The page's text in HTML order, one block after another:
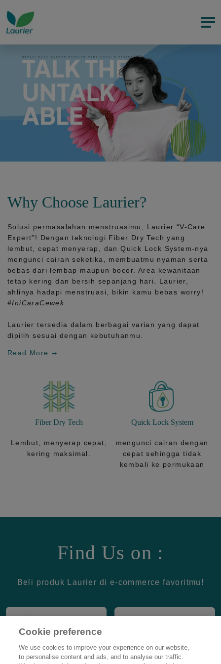
Why Choose Laurier?
Solusi permasalahan menstruasimu, Laurier “V-Care
Expert”! Dengan teknologi Fiber Dry Tech yang
lembut, cepat menyerap, danQuick Lock System-nya
mengunci cairan seketika, membuatmu nyaman serta
bebas dari lembap maupun bocor. Area kewanitaan
tetap kering dan bersih sepanjang hari.
Laurier,
ahlinya hadapi menstruasi, bikin kamu bebas worry!
#IniCaraCewek
Laurier tersedia dalam berbagai varian yang dapat
dipilih sesuai dengan kebutuhanmu.
Read More
Fiber Dry Tech
Lembut, menyerap cepat,
kering maksimal.
Quick Lock System
mengunci cairan dengan
cepat sehingga tidak
kembali ke permukaan
Find Us on :
Beli produk Laurier di e-commerce favoritmu!
Cookie preference
We use cookies to improve your experience on our website,
to personalise content and ads, and to analyse our traffic.